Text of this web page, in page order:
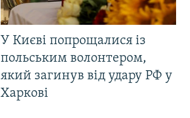
У Києві попрощалися із
польським волонтером,
який загинув від удару РФ у
Харкові